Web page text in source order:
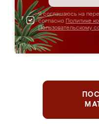
Я соглашаюсь на
согласно Политике
Пользовательскому